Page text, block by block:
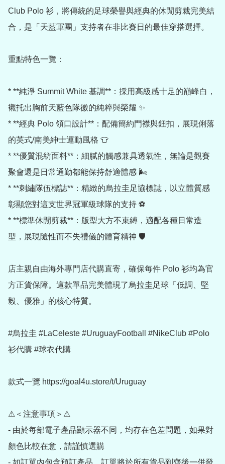
Club Polo 衫，將傳統的足球榮譽與經典的休閒剪裁完美結
合，是「天藍軍團」支持者在非比賽日的最佳穿搭選擇。
重點特色一覽：
* **純淨 Summit White 基調**：採用高級感十足的巔峰白，
襯托出胸前天藍色隊徽的純粹與榮耀 ✨
* **經典 Polo 領口設計**：配備簡約門襟與鈕扣，展現俐落
的英式/南美紳士運動風格 👕
* **優質混紡面料**：細膩的觸感兼具透氣性，無論是觀賽
聚會還是日常通勤都能保持舒適體感 🌬️
* **刺繡隊伍標誌**：精緻的烏拉圭足協標誌，以立體質感
彰顯您對這支世界冠軍級球隊的支持 ⚽
* **標準休閒剪裁**：版型大方不束縛，適配各種日常造
型，展現隨性而不失禮儀的體育精神 🛡️
店主親自由海外專門店代購直寄，確保每件 Polo 衫均為官
方正貨保障。這款單品完美體現了烏拉圭足球「低調、堅
毅、優雅」的核心特質。
#烏拉圭 #LaCeleste #UruguayFootball #NikeClub #Polo
衫代購 #球衣代購
款式一覽 https://goal4u.store/t/Uruguay
⚠＜注意事項＞⚠
- 由於每部電子產品顯示器不同，均存在色差問題，如果對
顏色比較在意，請謹慎選購